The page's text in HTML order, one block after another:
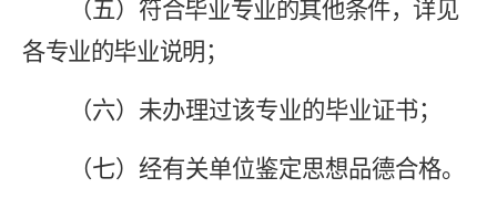
（五） 符合毕业专业的其他条件，详见
各专业的毕业说明；
（六）未办理过该专业的毕业证书；
（七）经有关单位鉴定思想品德合格。